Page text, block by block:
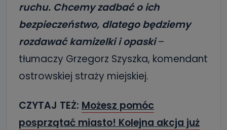
ruchu. Chcemy zadbać o ich
bezpieczeństwo, dlatego będziemy
rozdawać kamizelki i opaski–
tłumaczy Grzegorz Szyszka, komendant
ostrowskiej straży miejskiej.
CZYTAJ TEŻ: Możesz pomóc
posprzątać miasto! Kolejna akcja już